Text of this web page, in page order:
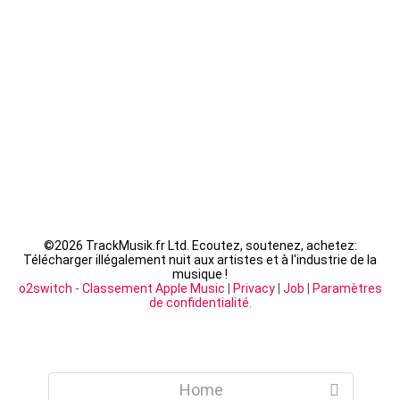
©2026 TrackMusik.fr Ltd. Ecoutez, soutenez, achetez:
Télécharger illégalement nuit aux artistes et à l'industrie de la
musique !
o2switch - Classement Apple Music Privacy| Job
Paramètres
de confidentialité
Home